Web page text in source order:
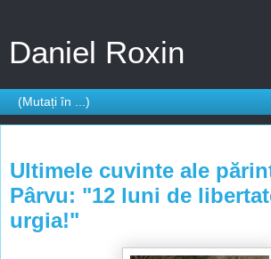
Daniel Roxin
Ultimele cuvinte ale
Pârvu: "12 luni de
urgia!"